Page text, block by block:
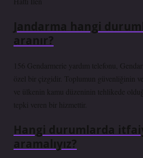
Jandarma hangi
aranır?
156 Gendarmerie yardım telefonu,
özel bir çizgidir. Toplumun güvenliğinin ve
ve ülkenin kamu düzeninin tehlikede
tepki veren bir hizmettir.
Hangi durumlarda
aramalıyız?